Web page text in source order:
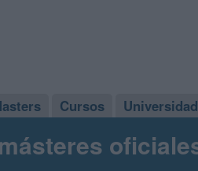
Cursos